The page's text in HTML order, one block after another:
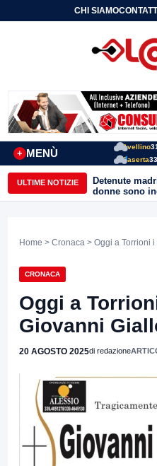
CHI SIAMO
MENÙ
+
Avellino
Caserta
ULTIME NOTIZIE
Detenute
donne sono
partorire.
Home > Cronaca > Oggi a Torrioni
CRONACA
Oggi a
Giovanni
20 AGOSTO 2025di redazione